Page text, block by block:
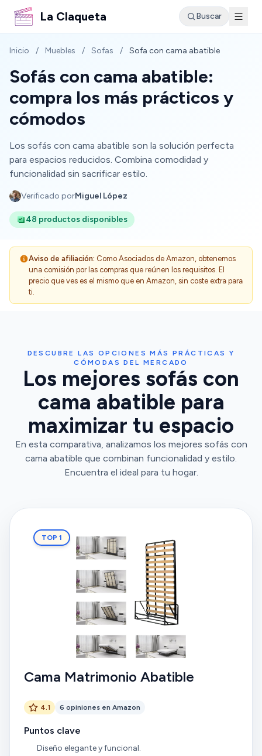
La Claqueta Buscar
Inicio / Muebles / Sofas / Sofa con cama abatible
Sofás con cama abatible:
compra los más prácticos y
cómodos
Los sofás con cama abatible son la solución perfecta
para espacios reducidos. Combina comodidad y
funcionalidad sin sacrificar estilo.
Verificado porMiguel López
48 productos disponibles
Aviso de afiliación: Como Asociados de Amazon, obtenemos
una comisión por las compras que reúnen los requisitos. El
precio que ves es el mismo que en Amazon, sin coste extra para
ti.
DESCUBRE LAS OPCIONES MÁS PRÁCTICAS Y
CÓMODAS DEL MERCADO
Los mejores sofás con
cama abatible para
maximizar tu espacio
En esta comparativa, analizamos los mejores sofás con
cama abatible que combinan funcionalidad y estilo.
Encuentra el ideal para tu hogar.
TOP 1
Cama Matrimonio Abatible
4.1 6 opiniones en Amazon
Puntos clave
Diseño elegante y funcional.